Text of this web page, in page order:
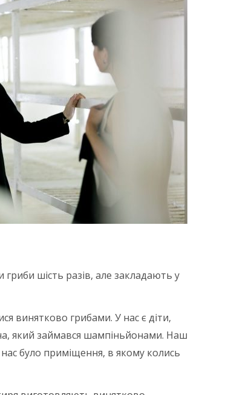
гриби шість разів, але закладають у
винятково грибами. У нас є діти,
який займався шампіньйонами. Наш
було приміщення, в якому колись